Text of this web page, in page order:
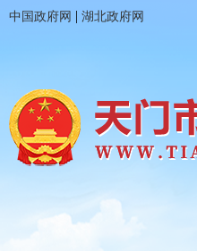
中国政府网 | 湖北政府网